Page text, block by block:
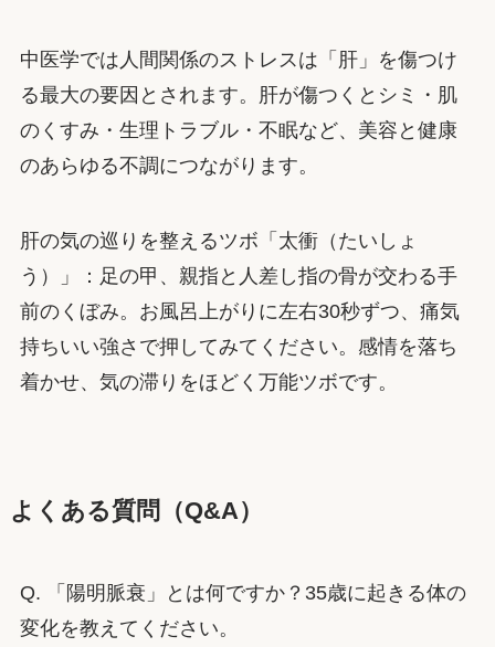
中医学では人間関係のストレスは「肝」を傷つけ
る最大の要因とされます。肝が傷つくとシミ・肌
のくすみ・生理トラブル・不眠など、美容と健康
のあらゆる不調につながります。
肝の気の巡りを整えるツボ「太衝（たいしょ
う）」：足の甲、親指と人差し指の骨が交わる手
前のくぼみ。お風呂上がりに左右30秒ずつ、痛気
持ちいい強さで押してみてください。感情を落ち
着かせ、気の滞りをほどく万能ツボです。
よくある質問（Q&A）
Q. 「陽明脈衰」とは何ですか？35歳に起きる体の
変化を教えてください。